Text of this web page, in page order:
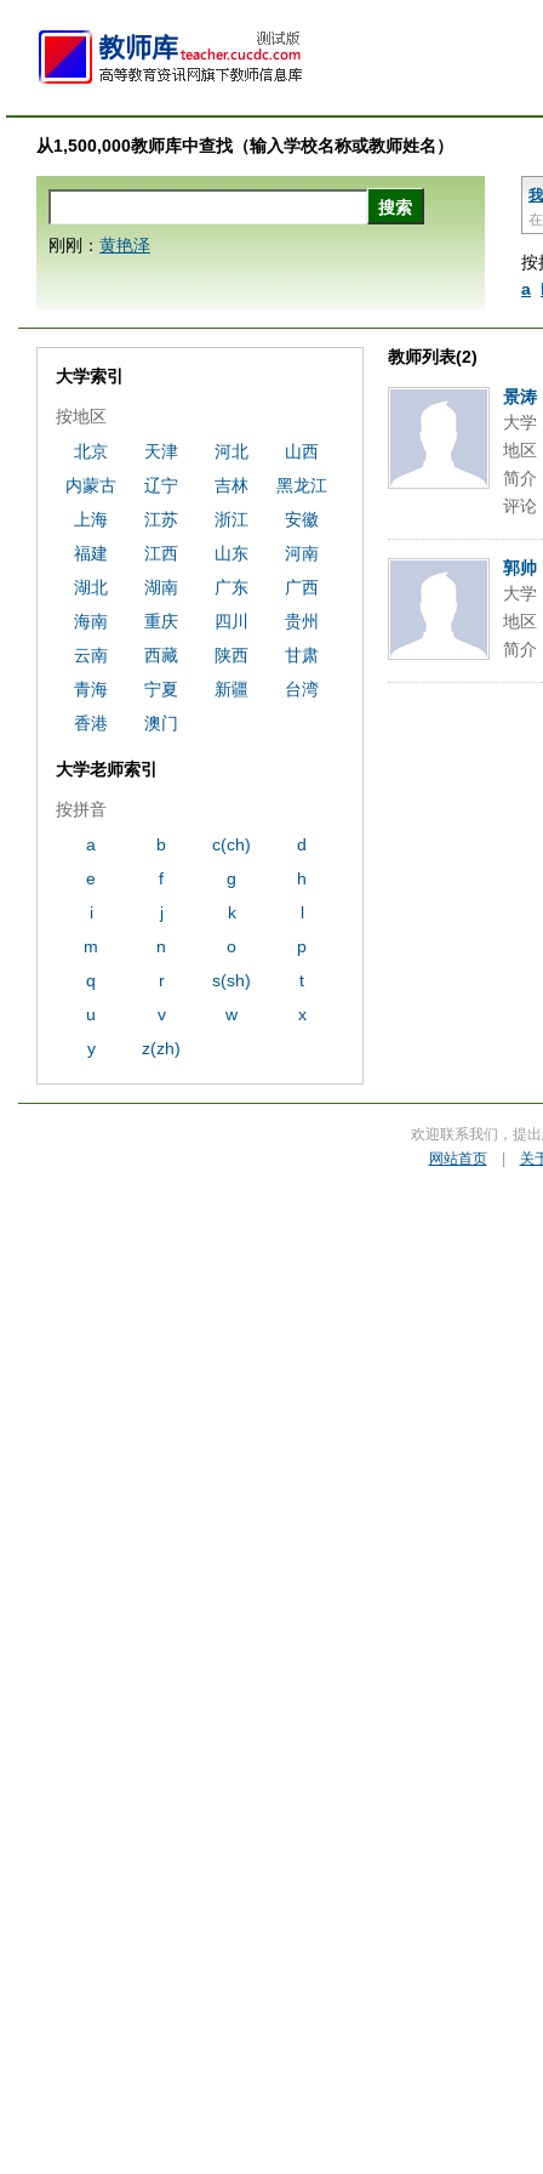
从1,500,000教师库中查找（输入学校名称或教师姓名）
按
a
刚刚： 黄艳泽
教师列表(2)
景涛
大学
地区
简介
评论
郭帅
大学
地区
简介
大学索引
按地区
北京
天津 河北
山西
内蒙古
辽宁 吉林
黑龙江
上海
江苏 浙江
安徽
福建
江西 山东
河南
湖北
湖南 广东
广西
海南
重庆 四川
贵州
云南
西藏 陕西
甘肃
青海
宁夏 新疆
台湾
香港
澳门
大学老师索引
按拼音
a
b c(ch)
d
e
f g
h
i
j k
l
m
n o
p
q
r s(sh)
t
u
v w
x
y
z(zh)
欢迎联系我们，提
网站首页| 关